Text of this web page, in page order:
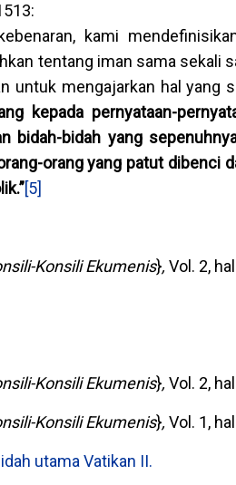
kami
tentang iman sama sekali
untuk mengajarkan hal yang
kepada pernyataan-
bidah-bidah yang
orang yang patut dibenci
[5]
Konsili Ekumenis}, Vol. 2,
Konsili Ekumenis}, Vol. 2,
Konsili Ekumenis}, Vol. 1,
utama Vatikan II.